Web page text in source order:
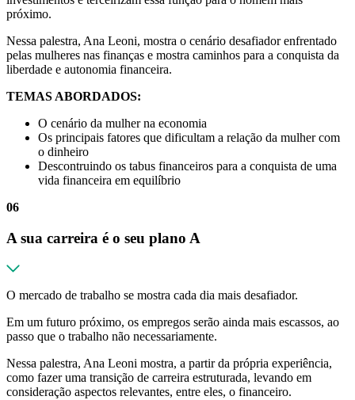
próximo.
Nessa palestra, Ana Leoni, mostra o cenário desafiador enfrentado
pelas mulheres nas finanças e mostra caminhos para a conquista da
liberdade e autonomia financeira.
TEMAS ABORDADOS:
O cenário da mulher na economia
Os principais fatores que dificultam a relação da mulher com
o dinheiro
Descontruindo os tabus financeiros para a conquista de uma
vida financeira em equilíbrio
06
A sua carreira é o seu plano A
O mercado de trabalho se mostra cada dia mais desafiador.
Em um futuro próximo, os empregos serão ainda mais escassos, ao
passo que o trabalho não necessariamente.
Nessa palestra, Ana Leoni mostra, a partir da própria experiência,
como fazer uma transição de carreira estruturada, levando em
consideração aspectos relevantes, entre eles, o financeiro.